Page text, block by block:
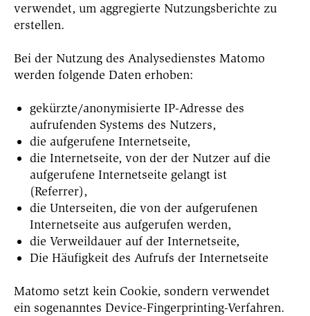
verwendet, um aggregierte Nutzungsberichte zu
erstellen.
Bei der Nutzung des Analysedienstes Matomo
werden folgende Daten erhoben:
gekürzte/anonymisierte IP-Adresse des
aufrufenden Systems des Nutzers,
die aufgerufene Internetseite,
die Internetseite, von der der Nutzer auf die
aufgerufene Internetseite gelangt ist
(Referrer),
die Unterseiten, die von der aufgerufenen
Internetseite aus aufgerufen werden,
die Verweildauer auf der Internetseite,
Die Häufigkeit des Aufrufs der Internetseite
Matomo setzt kein Cookie, sondern verwendet
ein sogenanntes Device-Fingerprinting-Verfahren.